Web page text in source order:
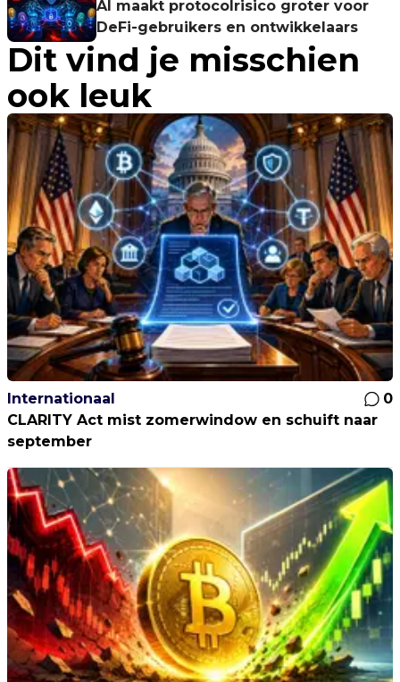
AI maakt protocolrisico groter voor
DeFi-gebruikers en ontwikkelaars
Dit vind je misschien
ook leuk
Internationaal
0
CLARITY Act mist zomerwindow en schuift naar
september